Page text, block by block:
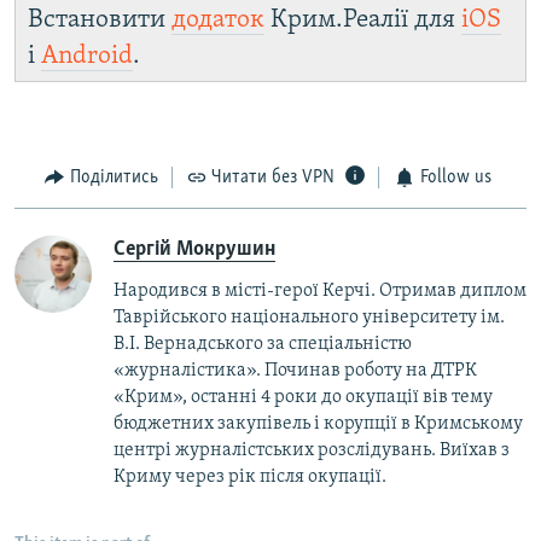
Встановити додаток Крим.Реалії для iOS
і Android.
Поділитись Читати без VPN Follow us
Сергій Мокрушин
Народився в місті-герої Керчі. Отримав диплом
Таврійського національного університету ім.
В.І. Вернадського за спеціальністю
«журналістика». Починав роботу на ДТРК
«Крим», останні 4 роки до окупації вів тему
бюджетних закупівель і корупції в Кримському
центрі журналістських розслідувань. Виїхав з
Криму через рік після окупації.